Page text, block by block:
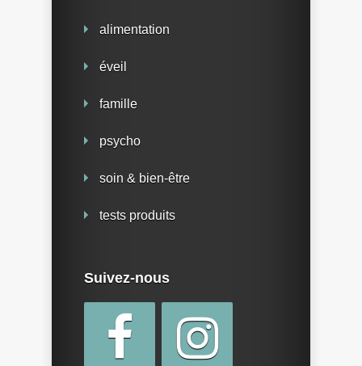
alimentation
éveil
famille
psycho
soin & bien-être
tests produits
Suivez-nous